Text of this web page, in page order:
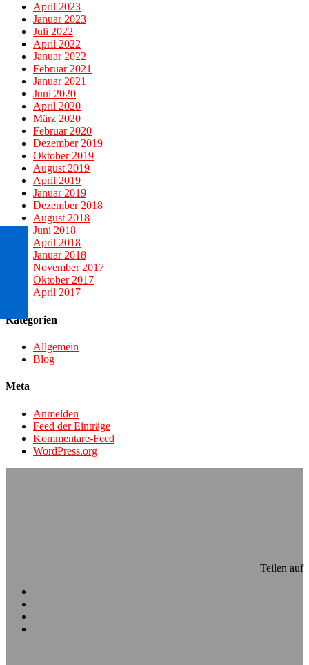
April 2023
Januar 2023
Juli 2022
April 2022
Januar 2022
Februar 2021
Januar 2021
Juni 2020
April 2020
März 2020
Februar 2020
Dezember 2019
Oktober 2019
August 2019
April 2019
Januar 2019
Dezember 2018
August 2018
Juni 2018
April 2018
Januar 2018
November 2017
Oktober 2017
April 2017
Kategorien
Allgemein
Blog
Meta
Anmelden
Feed der Einträge
Kommentare-Feed
WordPress.org
Teilen auf